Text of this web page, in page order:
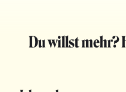
Du willst mehr?